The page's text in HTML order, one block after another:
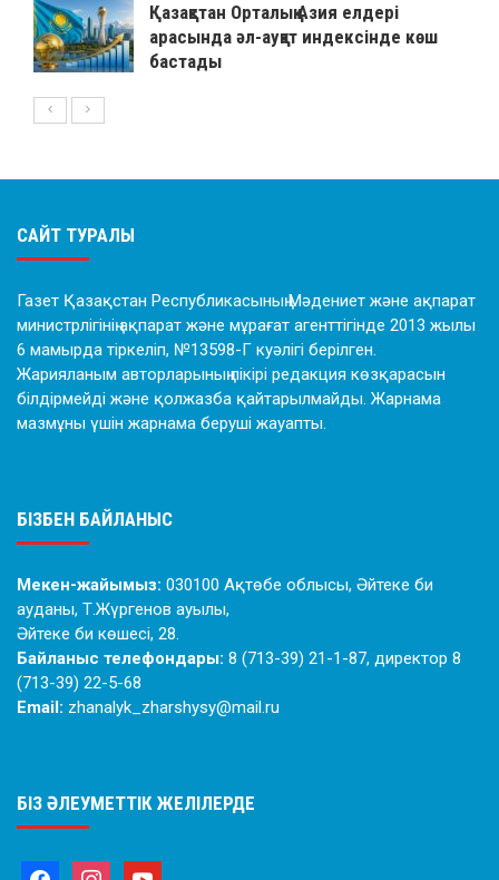
Қазақстан Орталық Азия елдері
арасында әл-ауқат индексінде көш
бастады
САЙТ ТУРАЛЫ
Газет Қазақстан Республикасының Мәдениет және ақпарат
министрлігінің ақпарат және мұрағат агенттігінде 2013 жылы
6 мамырда тіркеліп, №13598-Г куәлігі берілген.
Жарияланым авторларының пікірі редакция көзқарасын
білдірмейді және қолжазба қайтарылмайды. Жарнама
мазмұны үшін жарнама беруші жауапты.
БІЗБЕН БАЙЛАНЫС
Мекен-жайымыз: 030100 Ақтөбе облысы, Әйтеке би
ауданы, Т.Жүргенов ауылы,
Әйтеке би көшесі, 28.
Байланыс телефондары: 8 (713-39) 21-1-87, директор 8
(713-39) 22-5-68
Email: zhanalyk_zharshysy@mail.ru
БІЗ ӘЛЕУМЕТТІК ЖЕЛІЛЕРДЕ